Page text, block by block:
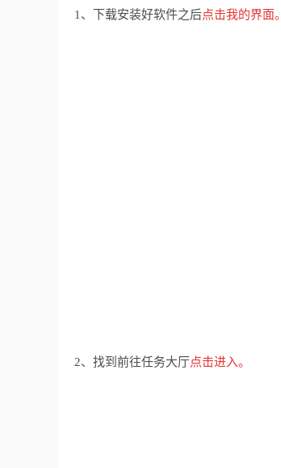
1、下载安装好软件之后点击我的界面。
2、找到前往任务大厅点击进入。